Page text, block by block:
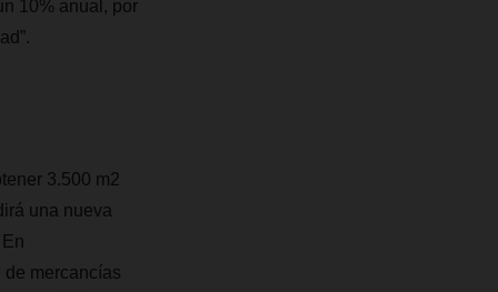
10% anual, por
3.500 m2
una nueva
mercancías